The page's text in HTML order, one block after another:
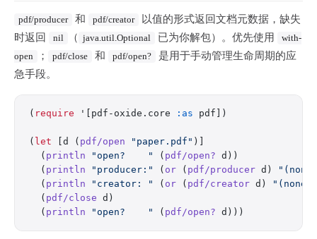
pdf/producer 和 pdf/creator
以值的形式返回文档元数据，缺失
时返回
nil （ java.util.Optional 已为你解包）。优先使用
with-
open
； pdf/close 和 pdf/open?
是用于手动管理生命周期的应
急手段。
( require '[pdf-oxide.core :as pdf])
( let [d ( pdf/open "paper.pdf" )]
  (
println "open?    " ( pdf/open? d))
  (
println "producer:" ( or ( pdf/producer d)
  (
println "creator: " ( or ( pdf/creator d)
"(none)"
  (
pdf/close d)
  (
println "open?    " ( pdf/open? d)))